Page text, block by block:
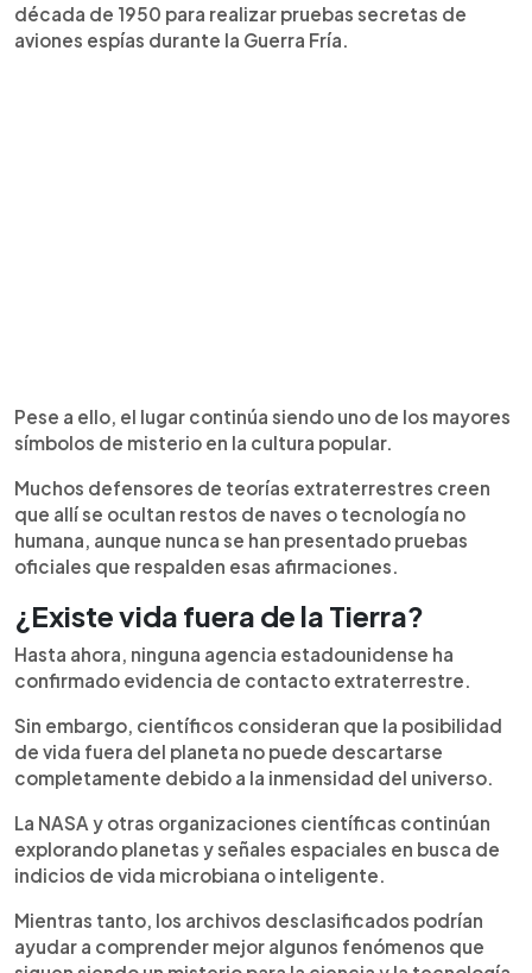
década de 1950 para realizar pruebas secretas de
aviones espías durante la Guerra Fría.
Pese a ello, el lugar continúa siendo uno de los mayores
símbolos de misterio en la cultura popular.
Muchos defensores de teorías extraterrestres creen
que allí se ocultan restos de naves o tecnología no
humana, aunque nunca se han presentado pruebas
oficiales que respalden esas afirmaciones.
¿Existe vida fuera de la Tierra?
Hasta ahora, ninguna agencia estadounidense ha
confirmado evidencia de contacto extraterrestre.
Sin embargo, científicos consideran que la posibilidad
de vida fuera del planeta no puede descartarse
completamente debido a la inmensidad del universo.
La NASA y otras organizaciones científicas continúan
explorando planetas y señales espaciales en busca de
indicios de vida microbiana o inteligente.
Mientras tanto, los archivos desclasificados podrían
ayudar a comprender mejor algunos fenómenos que